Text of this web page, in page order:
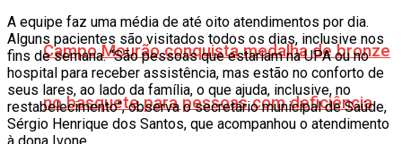
Campo Mourão conquista medalha de bronze
no basquete para pessoas com deficiência
A equipe faz uma média de até oito atendimentos por dia.
Alguns pacientes são visitados todos os dias, inclusive nos
fins de semana. “São pessoas que estariam na UPA ou no
hospital para receber assistência, mas estão no conforto de
seus lares, ao lado da família, o que ajuda, inclusive, no
restabelecimento”, observa o secretário municipal de Saúde,
Sérgio Henrique dos Santos, que acompanhou o atendimento